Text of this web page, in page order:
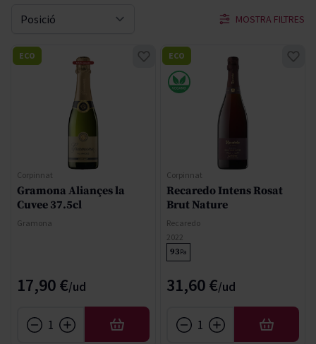
MOSTRA FILTRES
Sort By
Corpinnat
Gramona Aliançes la
Cuvee 37.5cl
Gramona
17,90 €
ECO
AFEGIR
Corpinnat
Recaredo Intens Rosat
Brut Nature
Recaredo
2022
93Pa
31,60 €
ECO
AFEGIR